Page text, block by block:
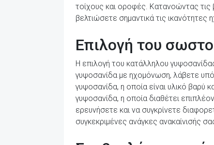
τοίχους και οροφές. Κατανοώντας
βελτιώσετε σημαντικά τις
Επιλογή του
Η επιλογή του κατάλληλου
γυψοσανίδα με ηχομόνωση, λάβετε
γυψοσανίδα, η οποία είναι υλικό βαρύ
γυψοσανίδα, η οποία διαθέτει
ερευνήσετε και να συγκρίνετε
συγκεκριμένες ανάγκες ανακαίνισής